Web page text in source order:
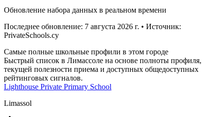
Обновление набора данных в реальном времени
Последнее обновление: 7 августа 2026 г. • Источник:
PrivateSchools.cy
Самые полные школьные профили в этом городе
Быстрый список в Лимассоле на основе полноты профиля,
текущей полезности приема и доступных общедоступных
рейтинговых сигналов.
Lighthouse Private Primary School
Limassol